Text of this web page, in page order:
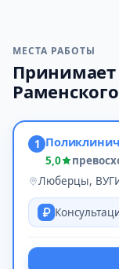
МЕСТА РАБОТЫ
Раменского
1
5,0
Люберцы,